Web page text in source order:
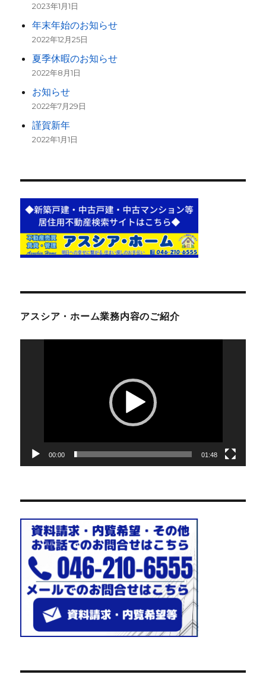
2023年1月1日
年末年始のお知らせ
2022年12月25日
夏季休暇のお知らせ
2022年8月1日
お知らせ
2022年7月29日
謹賀新年
2022年1月1日
アスシア・ホーム業務内容のご紹介
00:00 01:48